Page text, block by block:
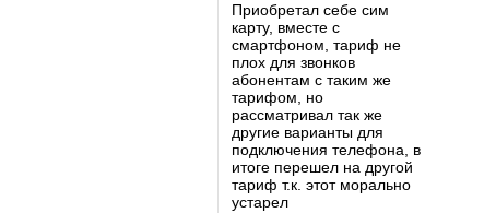
Приобретал себе сим
карту, вместе с
смартфоном, тариф не
плох для звонков
абонентам с таким же
тарифом, но
рассматривал так же
другие варианты для
подключения телефона, в
итоге перешел на другой
тариф т.к. этот морально
устарел